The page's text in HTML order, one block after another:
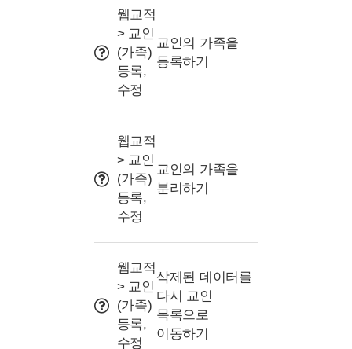
사용 Tip
웹교적
> 교인
(가족)
등록,
수정
교인의 가족을
등록하기
웹교적
> 교인
(가족)
등록,
수정
교인의 가족을
분리하기
웹교적
> 교인
(가족)
등록,
수정
삭제된 데이터를
다시 교인
목록으로
이동하기